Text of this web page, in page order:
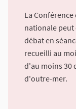
La
nationale
débat en
recueilli au
d'au moins 30
d'outre-mer.